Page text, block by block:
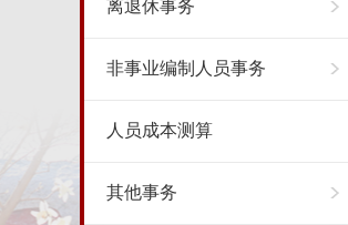
离退休事务
非事业编制人员事务
人员成本测算
其他事务